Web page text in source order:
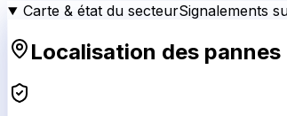
Carte & état du secteurSignalements
Localisation des pannes